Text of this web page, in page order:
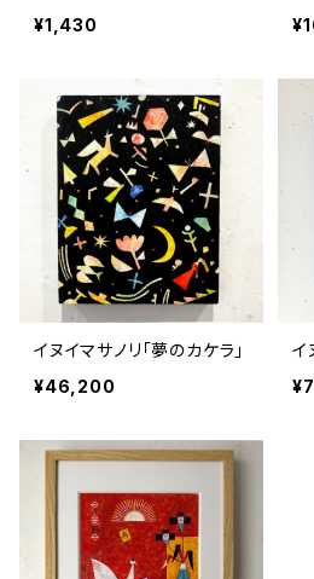
¥1,430
イヌイマサノリ「夢のカケラ」
¥46,200
イ